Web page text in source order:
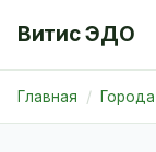
Витис ЭДО
Главная Города